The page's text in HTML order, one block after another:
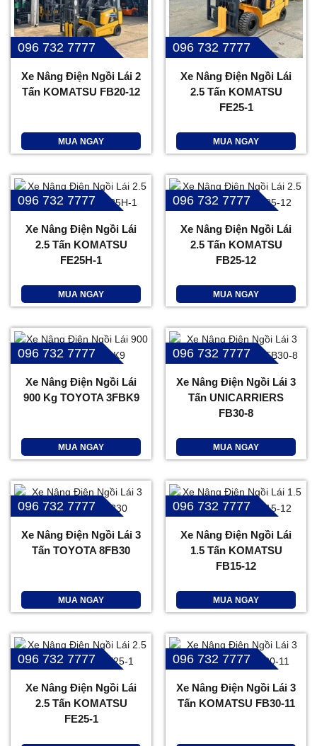
096 732 7777
Xe Nâng Điện Ngồi Lái 2
Tấn KOMATSU FB20-12
MUA NGAY
096 732 7777
Xe Nâng Điện Ngồi Lái
2.5 Tấn KOMATSU
FE25-1
MUA NGAY
096 732 7777
Xe Nâng Điện Ngồi Lái
2.5 Tấn KOMATSU
FE25H-1
MUA NGAY
096 732 7777
Xe Nâng Điện Ngồi Lái
2.5 Tấn KOMATSU
FB25-12
MUA NGAY
096 732 7777
Xe Nâng Điện Ngồi Lái
900 Kg TOYOTA 3FBK9
MUA NGAY
096 732 7777
Xe Nâng Điện Ngồi Lái 3
Tấn UNICARRIERS
FB30-8
MUA NGAY
096 732 7777
Xe Nâng Điện Ngồi Lái 3
Tấn TOYOTA 8FB30
MUA NGAY
096 732 7777
Xe Nâng Điện Ngồi Lái
1.5 Tấn KOMATSU
FB15-12
MUA NGAY
096 732 7777
Xe Nâng Điện Ngồi Lái
2.5 Tấn KOMATSU
FE25-1
096 732 7777
Xe Nâng Điện Ngồi Lái 3
Tấn KOMATSU FB30-11